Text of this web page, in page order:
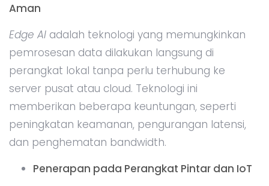
Aman
Edge AI adalah teknologi yang memungkinkan
pemrosesan data dilakukan langsung di
perangkat lokal tanpa perlu terhubung ke
server pusat atau cloud. Teknologi ini
memberikan beberapa keuntungan, seperti
peningkatan keamanan, pengurangan latensi,
dan penghematan bandwidth.
Penerapan pada Perangkat Pintar dan IoT